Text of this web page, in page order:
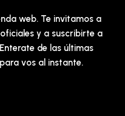
web. Te invitamos a
y a suscribirte a
de las últimas
vos al instante.